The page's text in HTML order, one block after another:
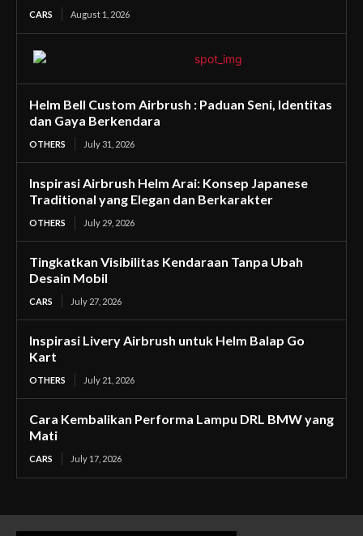
CARS August 1, 2026
Helm Bell Custom Airbrush : Paduan Seni, Identitas
dan Gaya Berkendara
OTHERS July 31, 2026
Inspirasi Airbrush Helm Arai: Konsep Japanese
Traditional yang Elegan dan Berkarakter
OTHERS July 29, 2026
Tingkatkan Visibilitas Kendaraan Tanpa Ubah
Desain Mobil
CARS July 27, 2026
Inspirasi Livery Airbrush untuk Helm Balap Go
Kart
OTHERS July 21, 2026
Cara Kembalikan Performa Lampu DRL BMW yang
Mati
CARS July 17, 2026